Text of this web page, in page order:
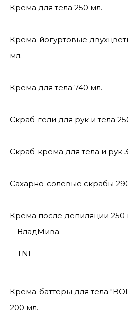
Крема для тела 250 мл.
Крема-йогуртовые
мл.
Крема для тела 740 мл.
Скраб-гели для рук и тела
Скраб-крема для тела и рук
Сахарно-солевые скрабы
Крема после депиляции 250
ВладМива
TNL
Крема-баттеры для тела
200 мл.